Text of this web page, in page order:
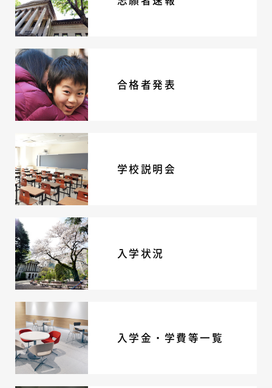
ニュース・トピック
キャンパスマップ
アクセスマップ
緊急・災害時の対応
ご支援をお考えの方へ
いじめ防止対策
個人情報保護への取り組み
採用情報
地の塩、世の光（スクールモットー）
合格者発表
学校説明会
入学状況
入学金・学費等一覧